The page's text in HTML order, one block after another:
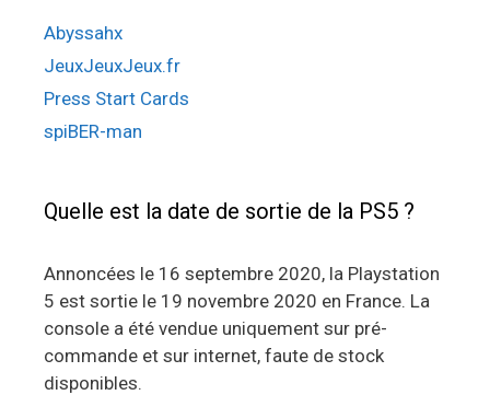
Abyssahx
JeuxJeuxJeux.fr
Press Start Cards
spiBER-man
Quelle est la date de sortie de la PS5 ?
Annoncées le 16 septembre 2020, la Playstation
5 est sortie le 19 novembre 2020 en France. La
console a été vendue uniquement sur pré-
commande et sur internet, faute de stock
disponibles.